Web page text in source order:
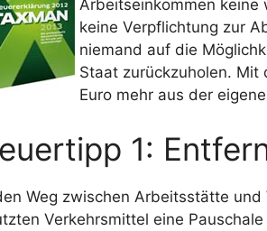
Arbeitseinkommen keine
keine Verpflichtung zur
niemand auf die
Staat zurückzuholen. Mit
Euro mehr aus der
1:
Weg zwischen Arbeitsstätte
Verkehrsmittel eine